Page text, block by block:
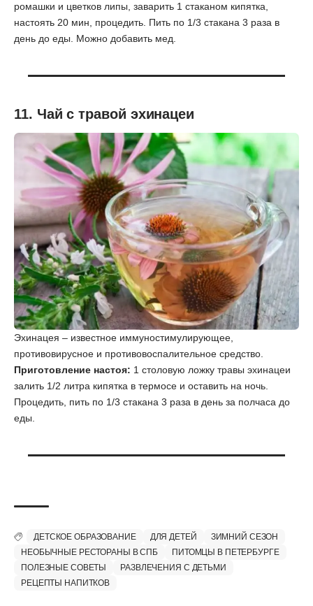
ромашки и цветков липы, заварить 1 стаканом кипятка,
настоять 20 мин, процедить. Пить по 1/3 стакана 3 раза в
день до еды. Можно добавить мед.
11. Чай с травой эхинацеи
Эхинацея – известное иммуностимулирующее,
противовирусное и противовоспалительное средство.
Приготовление настоя: 1 столовую ложку травы эхинацеи
залить 1/2 литра кипятка в термосе и оставить на ночь.
Процедить, пить по 1/3 стакана 3 раза в день за полчаса до
еды.
ДЕТСКОЕ ОБРАЗОВАНИЕ ДЛЯ ДЕТЕЙ
ЗИМНИЙ СЕЗОН
НЕОБЫЧНЫЕ РЕСТОРАНЫ В СПБ
ПИТОМЦЫ В ПЕТЕРБУРГЕ
ПОЛЕЗНЫЕ СОВЕТЫ
РАЗВЛЕЧЕНИЯ С ДЕТЬМИ
РЕЦЕПТЫ НАПИТКОВ